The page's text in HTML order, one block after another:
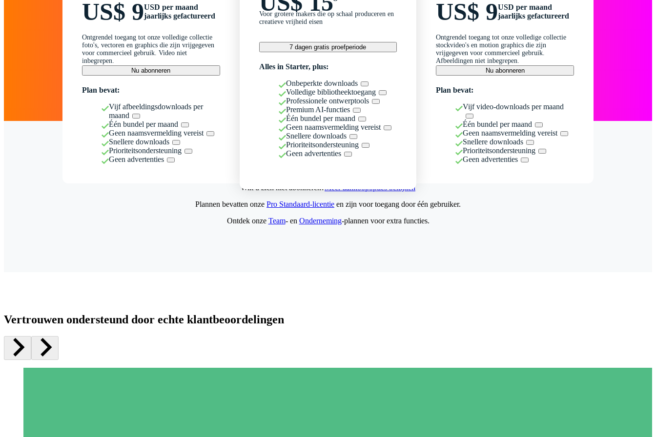
US$ 9USD per maand
jaarlijks gefactureerd
Ontgrendel toegang tot onze volledige collectie
foto's, vectoren en graphics die zijn vrijgegeven
voor commercieel gebruik. Video niet
inbegrepen.
Nu abonneren
Plan bevat:
Vijf afbeeldingsdownloads per
maand
Één bundel per maand
Geen naamsvermelding vereist
Snellere downloads
Prioriteitsondersteuning
Geen advertenties
Voor grotere makers die op schaal produceren en
creatieve vrijheid eisen
7 dagen gratis proefperiode
Alles in Starter, plus:
Onbeperkte downloads
Volledige bibliotheektoegang
Professionele ontwerptools
Premium AI-functies
Één bundel per maand
Geen naamsvermelding vereist
Snellere downloads
Prioriteitsondersteuning
Geen advertenties
US$ 9USD per maand
jaarlijks gefactureerd
Ontgrendel toegang tot onze volledige collectie
stockvideo's en motion graphics die zijn
vrijgegeven voor commercieel gebruik.
Afbeeldingen niet inbegrepen.
Nu abonneren
Plan bevat:
Vijf video-downloads per maand
Één bundel per maand
Geen naamsvermelding vereist
Snellere downloads
Prioriteitsondersteuning
Geen advertenties
Wilt u zich niet abonneren?Meer aankoopopties bekijken
Plannen bevatten onze Pro Standaard-licentie en zijn voor toegang door één gebruiker.
Ontdek onze Team- en Onderneming-plannen voor extra functies.
Vertrouwen ondersteund door echte klantbeoordelingen